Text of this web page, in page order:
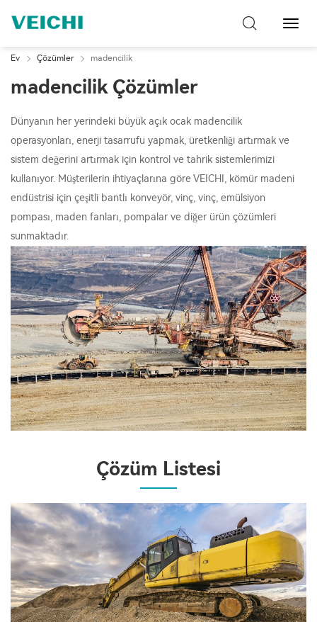
Ev Çözümler madencilik
madencilik Çözümler
Dünyanın her yerindeki büyük açık ocak madencilik
operasyonları, enerji tasarrufu yapmak, üretkenliği artırmak ve
sistem değerini artırmak için kontrol ve tahrik sistemlerimizi
kullanıyor. Müşterilerin ihtiyaçlarına göre VEICHI, kömür madeni
endüstrisi için çeşitli bantlı konveyör, vinç, vinç, emülsiyon
pompası, maden fanları, pompalar ve diğer ürün çözümleri
sunmaktadır.
Çözüm Listesi